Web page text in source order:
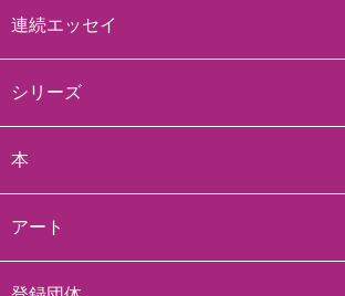
連続エッセイ
シリーズ
本
アート